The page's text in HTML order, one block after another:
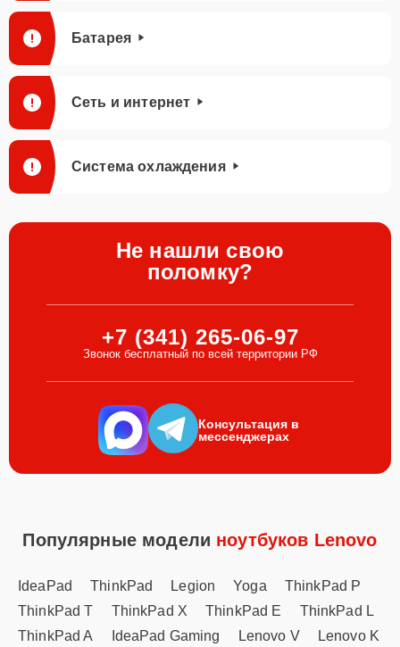
Батарея
Сеть и интернет
Система охлаждения
Не нашли свою
поломку?
+7 (341) 265-06-97
Звонок бесплатный по всей территории РФ
Консультация в
мессенджерах
Популярные модели ноутбуков Lenovo
IdeaPad ThinkPad Legion Yoga
ThinkPad P
ThinkPad T
ThinkPad X ThinkPad E
ThinkPad L
ThinkPad A
IdeaPad Gaming Lenovo V Lenovo K